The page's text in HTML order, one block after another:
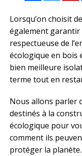
Lorsqu’on choisit
également
respectueuse de
écologique en bois
bien meilleure
terme tout en
Nous allons parler
destinés à la
écologique pour
comment ils
protéger la planète.